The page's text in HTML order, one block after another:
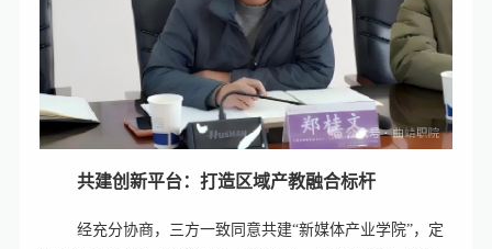
共建创新平台：打造区域产教融合标杆‌
经充分协商，三方一致同意共建“新媒体产业学院”，定